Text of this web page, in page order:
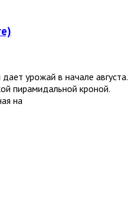
урожай в начале августа.
пирамидальной кроной.
на